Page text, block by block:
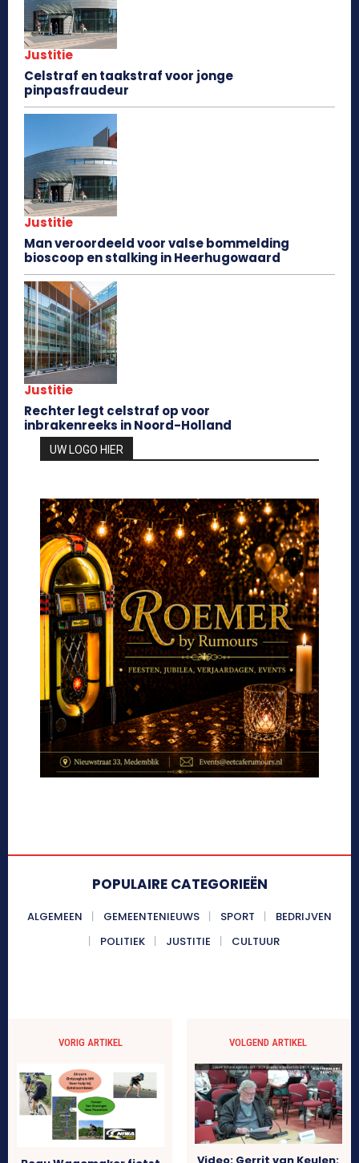
Justitie
Celstraf en taakstraf voor jonge
pinpasfraudeur
Justitie
Man veroordeeld voor valse bommelding
bioscoop en stalking in Heerhugowaard
Justitie
Rechter legt celstraf op voor
inbrakenreeks in Noord-Holland
UW LOGO HIER
POPULAIRE CATEGORIEËN
ALGEMEEN GEMEENTENIEUWS SPORT
BEDRIJVEN
POLITIEK
JUSTITIE CULTUUR
VORIG ARTIKEL VOLGEND ARTIKEL